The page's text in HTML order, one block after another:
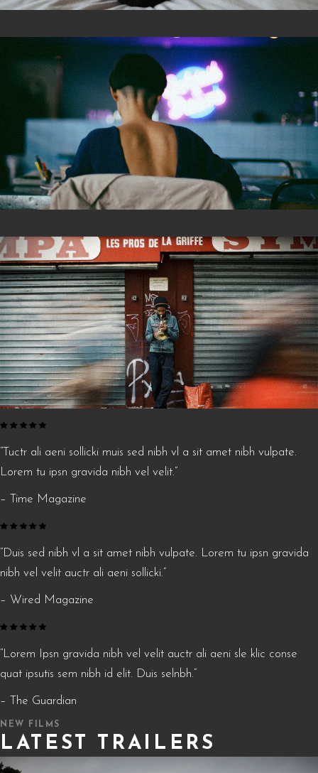
“Tuctr ali aeni sollicki muis sed nibh vl a sit amet nibh vulpate.
Lorem tu ipsn gravida nibh vel velit.”
– Time Magazine
“Duis sed nibh vl a sit amet nibh vulpate. Lorem tu ipsn gravida
nibh vel velit auctr ali aeni sollicki.”
– Wired Magazine
“Lorem Ipsn gravida nibh vel velit auctr ali aeni sle klic conse
quat ipsutis sem nibh id elit. Duis selnbh.”
– The Guardian
NEW FILMS
LATEST TRAILERS